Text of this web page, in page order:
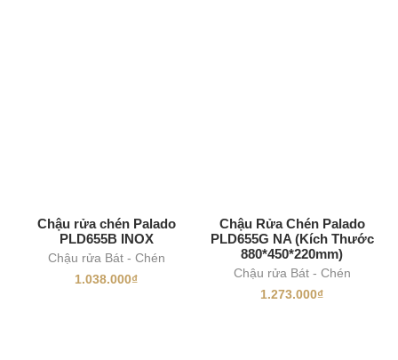
Chậu rửa chén Palado
PLD655B INOX
Chậu rửa Bát - Chén
1.038.000₫
Chậu Rửa Chén Palado
PLD655G NA (Kích Thước
880*450*220mm)
Chậu rửa Bát - Chén
1.273.000₫